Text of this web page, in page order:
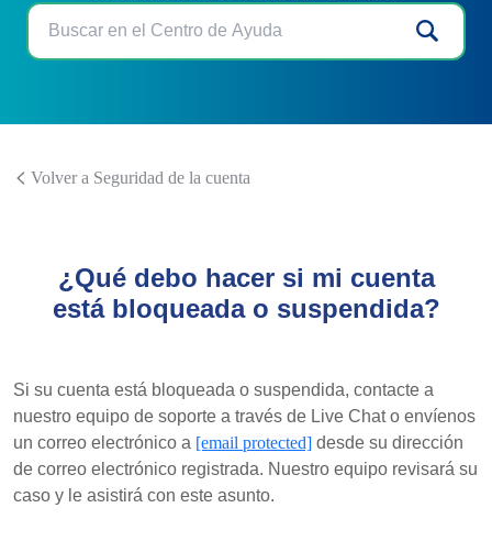
Volver a Seguridad de la cuenta
¿Qué debo hacer si mi cuenta
está bloqueada o suspendida?
Si su cuenta está bloqueada o suspendida, contacte a
nuestro equipo de soporte a través de Live Chat o envíenos
un correo electrónico a [email protected] desde su dirección
de correo electrónico registrada. Nuestro equipo revisará su
caso y le asistirá con este asunto.